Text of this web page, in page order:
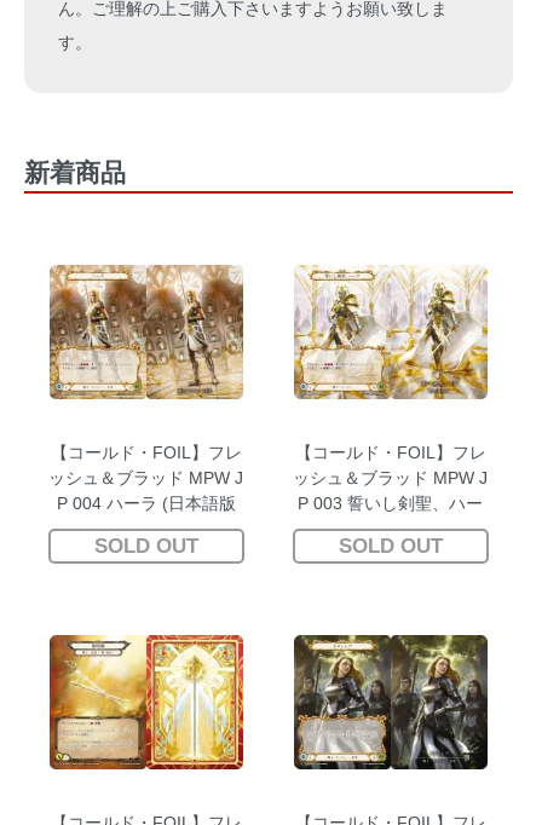
ん。ご理解の上ご購入下さいますようお願い致しま
す。
新着商品
【コールド・FOIL】フレ
ッシュ＆ブラッド MPW J
P 004 ハーラ (日本語版
Marvel マーベル) マスタ
リーパック：戦士
SOLD OUT
【コールド・FOIL】フレ
ッシュ＆ブラッド MPW J
P 003 誓いし剣聖、ハー
ラ (日本語版 Marvel マー
ベル) マスタリーパッ
SOLD OUT